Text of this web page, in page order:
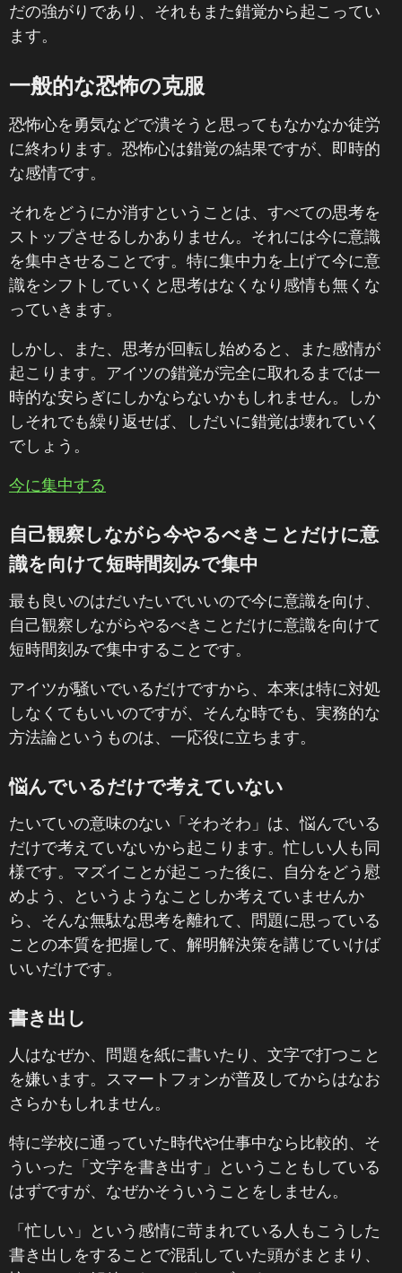
だの強がりであり、それもまた錯覚から起こってい
ます。
一般的な恐怖の克服
恐怖心を勇気などで潰そうと思ってもなかなか徒労
に終わります。恐怖心は錯覚の結果ですが、即時的
な感情です。
それをどうにか消すということは、すべての思考を
ストップさせるしかありません。それには今に意識
を集中させることです。特に集中力を上げて今に意
識をシフトしていくと思考はなくなり感情も無くな
っていきます。
しかし、また、思考が回転し始めると、また感情が
起こります。アイツの錯覚が完全に取れるまでは一
時的な安らぎにしかならないかもしれません。しか
しそれでも繰り返せば、しだいに錯覚は壊れていく
でしょう。
今に集中する
自己観察しながら今やるべきことだけに意
識を向けて短時間刻みで集中
最も良いのはだいたいでいいので今に意識を向け、
自己観察しながらやるべきことだけに意識を向けて
短時間刻みで集中することです。
アイツが騒いでいるだけですから、本来は特に対処
しなくてもいいのですが、そんな時でも、実務的な
方法論というものは、一応役に立ちます。
悩んでいるだけで考えていない
たいていの意味のない「そわそわ」は、悩んでいる
だけで考えていないから起こります。忙しい人も同
様です。マズイことが起こった後に、自分をどう慰
めよう、というようなことしか考えていませんか
ら、そんな無駄な思考を離れて、問題に思っている
ことの本質を把握して、解明解決策を講じていけば
いいだけです。
書き出し
人はなぜか、問題を紙に書いたり、文字で打つこと
を嫌います。スマートフォンが普及してからはなお
さらかもしれません。
特に学校に通っていた時代や仕事中なら比較的、そ
ういった「文字を書き出す」ということもしている
はずですが、なぜかそういうことをしません。
「忙しい」という感情に苛まれている人もこうした
書き出しをすることで混乱していた頭がまとまり、